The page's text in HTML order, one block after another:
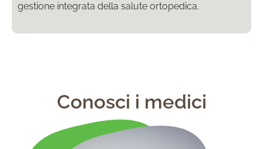
gestione integrata della salute ortopedica.
Conosci i medici